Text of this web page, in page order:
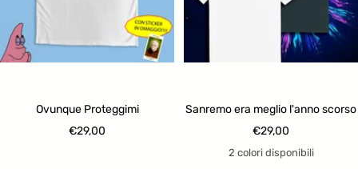
Ovunque Proteggimi
Prezzo
€29,00
Sanremo era meglio l'anno scorso
Prezzo
di
€29,00
2 colori disponibili